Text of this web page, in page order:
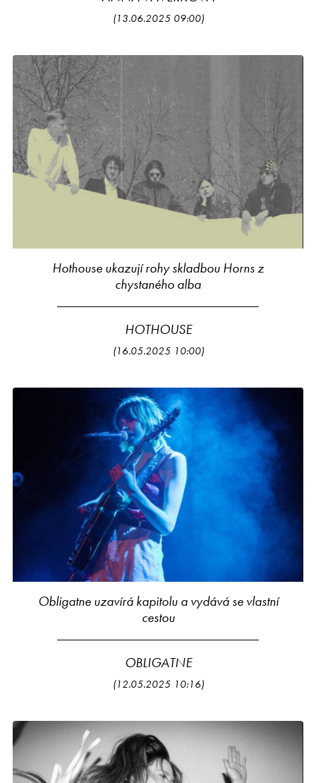
(13.06.2025 09:00)
Hothouse ukazují rohy skladbou Horns z
chystaného alba
HOTHOUSE
(16.05.2025 10:00)
Obligatne uzavírá kapitolu a vydává se vlastní
cestou
OBLIGATNE
(12.05.2025 10:16)